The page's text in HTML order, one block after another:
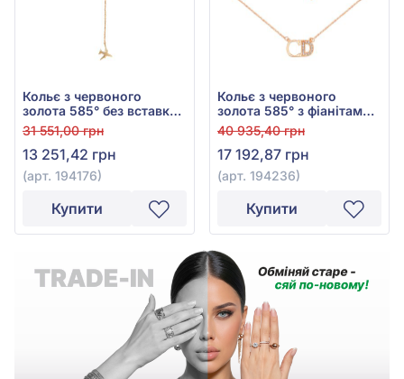
Кольє з червоного
золота 585° без вставки,
арт. 194176
31 551,00 грн
13 251,42 грн
(арт. 194176)
Купити
Кольє з червоного
золота 585° з фіанітами/
куб.цирконієм, арт.
194236
40 935,40 грн
17 192,87 грн
(арт. 194236)
Купити